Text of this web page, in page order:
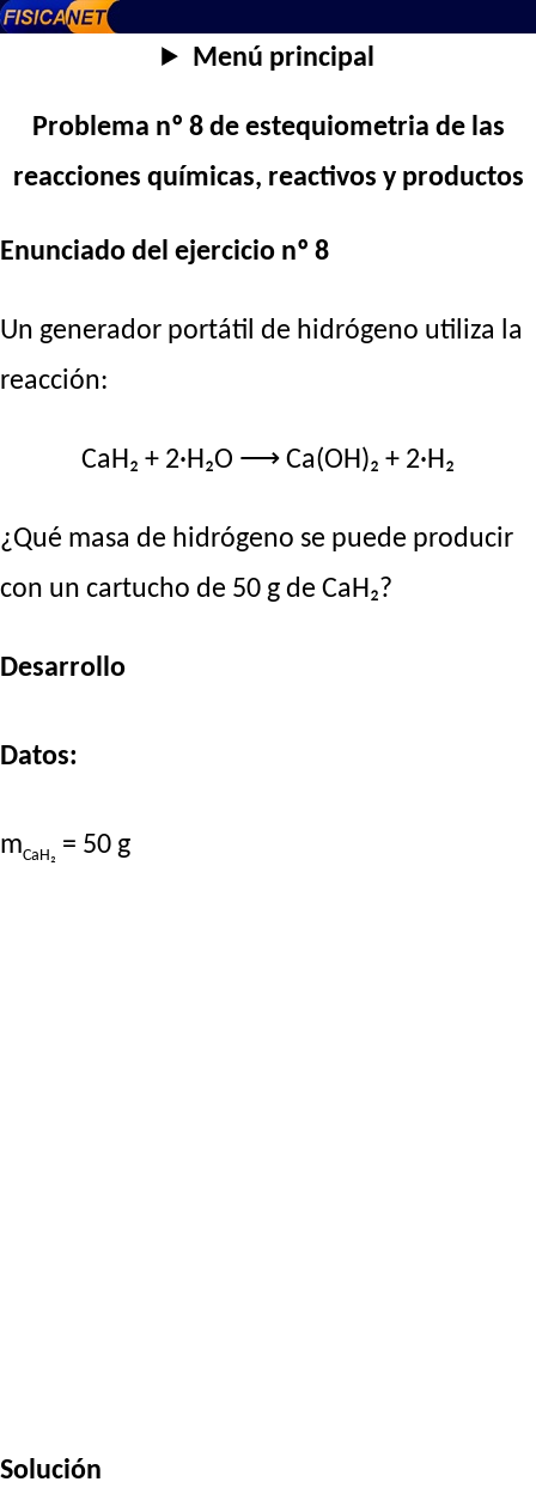
Menú principal
Problema nº 8 de estequiometria de las
reacciones químicas, reactivos y productos
Enunciado del ejercicio nº 8
Un generador portátil de hidrógeno utiliza la
reacción:
CaH₂ + 2·H₂O ⟶ Ca(OH)₂ + 2·H₂
¿Qué masa de hidrógeno se puede producir
con un cartucho de 50 g de CaH₂?
Desarrollo
Datos:
mCaH₂ = 50 g
Solución